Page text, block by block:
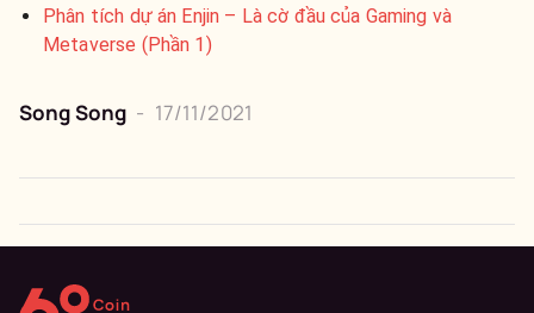
Phân tích dự án Enjin – Là cờ đầu của Gaming và
Metaverse (Phần 1)
Song Song - 17/11/2021